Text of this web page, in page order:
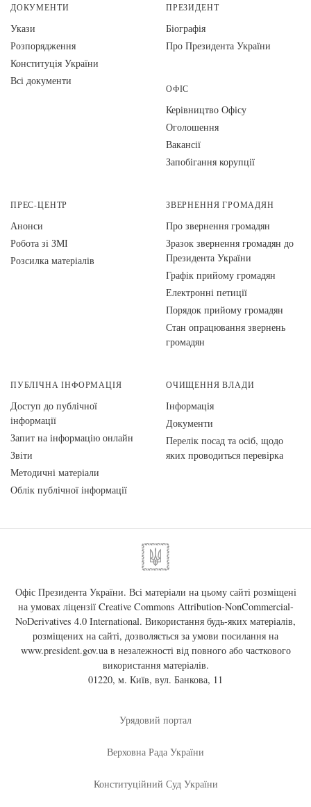
ДОКУМЕНТИ
Укази
Розпорядження
Конституція України
Всі документи
ПРЕЗИДЕНТ
Біографія
Про Президента України
ОФІС
Керівництво Офісу
Оголошення
Вакансії
Запобігання корупції
ПРЕС-ЦЕНТР
Анонси
Робота зі ЗМІ
Розсилка матеріалів
ЗВЕРНЕННЯ ГРОМАДЯН
Про звернення громадян
Зразок звернення громадян до
Президента України
Графік прийому громадян
Електронні петиції
Порядок прийому громадян
Стан опрацювання звернень
громадян
ПУБЛІЧНА ІНФОРМАЦІЯ
Доступ до публічної
інформації
Запит на інформацію онлайн
Звіти
Методичні матеріали
Облік публічної інформації
ОЧИЩЕННЯ ВЛАДИ
Інформація
Документи
Перелік посад та осіб, щодо
яких проводиться перевірка
Офіс Президента України. Всі матеріали на цьому сайті розміщені
на умовах ліцензії Creative Commons Attribution-NonCommercial-
NoDerivatives 4.0 International. Використання будь-яких матеріалів,
розміщених на сайті, дозволяється за умови посилання на
www.president.gov.uaв незалежності від повного або часткового
використання матеріалів.
01220, м. Київ, вул. Банкова, 11
Урядовий портал
Верховна Рада України
Конституційний Суд України